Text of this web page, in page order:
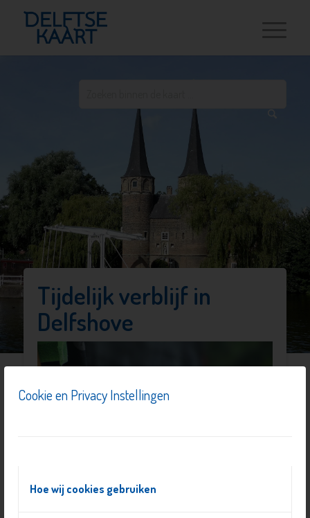
Cookie en Privacy Instellingen
Hoe wij cookies gebruiken
Tijdelijk verblijf in
Delfshove